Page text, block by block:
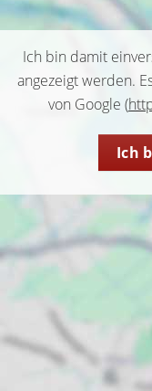
Ich bin damit
angezeigt werden.
von Google (
Ich